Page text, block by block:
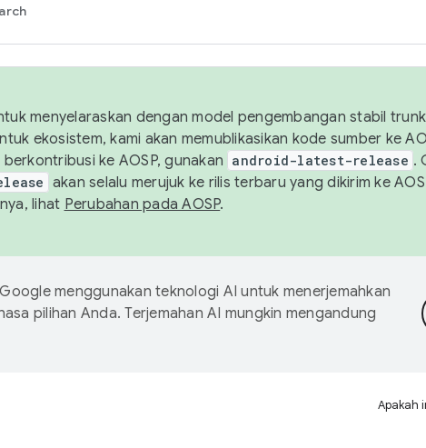
menyelaraskan dengan model pengembangan stabil
ekosistem, kami akan memublikasikan kode sumber ke
ke AOSP, gunakan android-latest-release .
akan selalu merujuk ke rilis terbaru yang dikirim ke
lihat Perubahan pada AOSP.
Google menggunakan teknologi AI untuk menerjemahkan
pilihan Anda. Terjemahan AI mungkin mengandung
Apakah